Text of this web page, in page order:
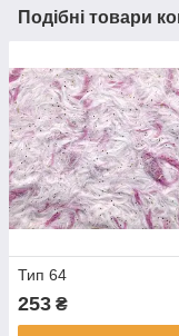
Подібні товари
Тип 64
253 ₴